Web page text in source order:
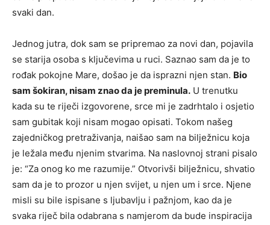
svaki dan.
Jednog jutra, dok sam se pripremao za novi dan, pojavila
se starija osoba s ključevima u ruci. Saznao sam da je to
rođak pokojne Mare, došao je da isprazni njen stan. Bio
sam šokiran, nisam znao da je preminula. U trenutku
kada su te riječi izgovorene, srce mi je zadrhtalo i osjetio
sam gubitak koji nisam mogao opisati. Tokom našeg
zajedničkog pretraživanja, naišao sam na bilježnicu koja
je ležala među njenim stvarima. Na naslovnoj strani pisalo
je: “Za onog ko me razumije.” Otvorivši bilježnicu, shvatio
sam da je to prozor u njen svijet, u njen um i srce. Njene
misli su bile ispisane s ljubavlju i pažnjom, kao da je
svaka riječ bila odabrana s namjerom da bude inspiracija